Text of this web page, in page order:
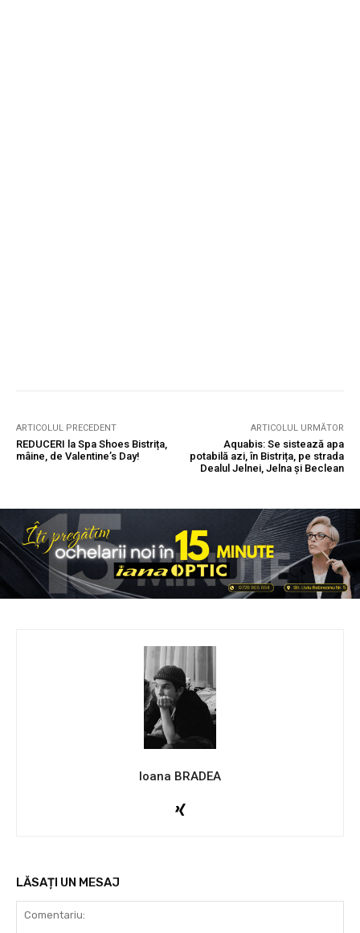
ARTICOLUL PRECEDENT
REDUCERI la Spa Shoes Bistrița,
mâine, de Valentine’s Day!
ARTICOLUL URMĂTOR
Aquabis: Se sistează apa
potabilă azi, în Bistrița, pe strada
Dealul Jelnei, Jelna și Beclean
Ioana BRADEA
LĂSAȚI UN MESAJ